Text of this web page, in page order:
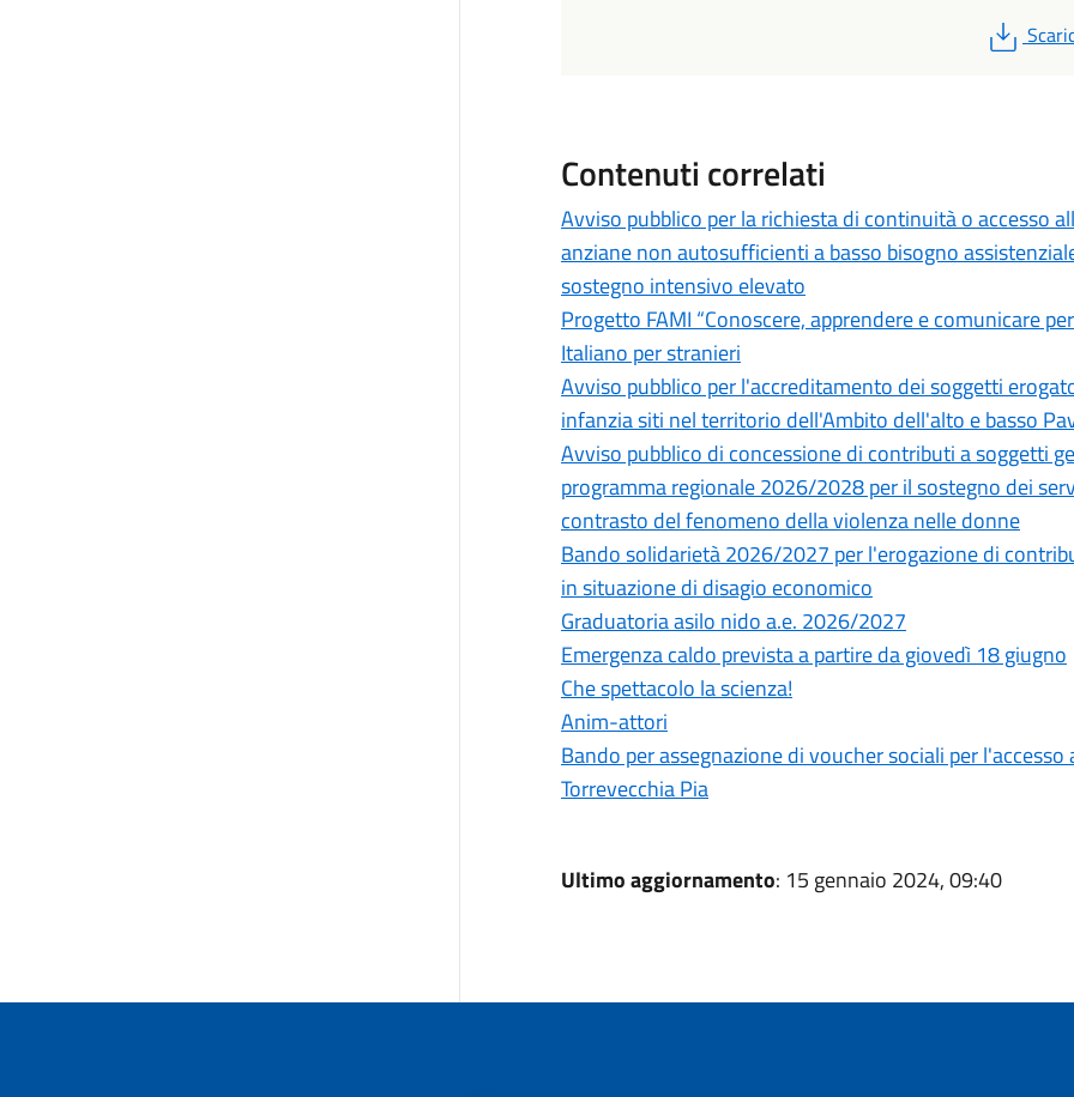
PDF
Contenuti correlati
Avviso pubblico per la richiesta di continuità o accesso
anziane non autosufficienti a basso bisogno
sostegno intensivo elevato
Progetto FAMI “Conoscere, apprendere e comunicare
Italiano per stranieri
Avviso pubblico per l'accreditamento dei soggetti
infanzia siti nel territorio dell'Ambito dell'alto e basso
Avviso pubblico di concessione di contributi a soggetti
programma regionale 2026/2028 per il sostegno dei
contrasto del fenomeno della violenza nelle donne
Bando solidarietà 2026/2027 per l'erogazione di
in situazione di disagio economico
Graduatoria asilo nido a.e. 2026/2027
Emergenza caldo prevista a partire da giovedì 18 giugno
Che spettacolo la scienza!
Anim-attori
Bando per assegnazione di voucher sociali per
Torrevecchia Pia
Ultimo aggiornamento: 15 gennaio 2024, 09:40